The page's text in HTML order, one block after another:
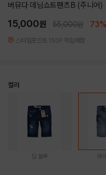
버뮤다 데님쇼트팬츠B (주니어)
15,000원 55,000원 73%
스타일포인트 150P 적립예정
컬러
딥 블루 라